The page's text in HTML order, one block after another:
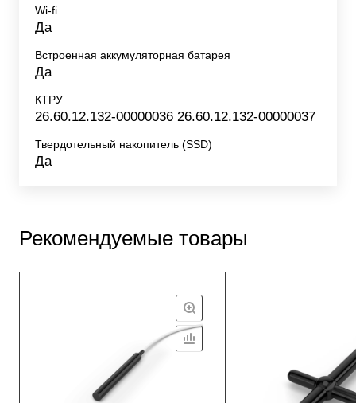
Wi-fi
Да
Встроенная аккумуляторная батарея
Да
КТРУ
26.60.12.132-00000036 26.60.12.132-00000037
Твердотельный накопитель (SSD)
Да
Рекомендуемые товары